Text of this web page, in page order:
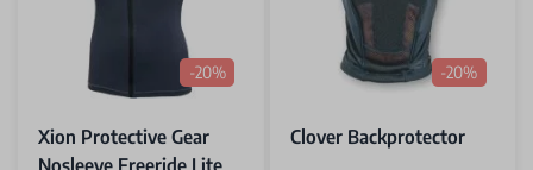
-20%
Xion Protective Gear
Nosleeve Freeride Lite
-20%
Clover Backprotector